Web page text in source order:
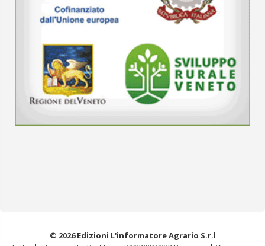
© 2026 Edizioni L'informatore Agrario S.r.l